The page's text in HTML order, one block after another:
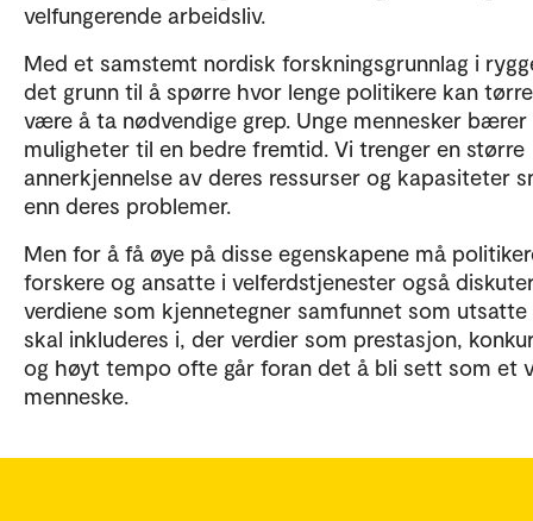
velfungerende arbeidsliv.
Med et samstemt nordisk forskningsgrunnlag i
det grunn til å spørre hvor lenge politikere kan
være å ta nødvendige grep. Unge mennesker bærer
muligheter til en bedre fremtid. Vi trenger en større
annerkjennelse av deres ressurser og kapasiteter
enn deres problemer.
Men for å få øye på disse egenskapene må
forskere og ansatte i velferdstjenester også
verdiene som kjennetegner samfunnet som utsatte
skal inkluderes i, der verdier som prestasjon,
og høyt tempo ofte går foran det å bli sett som et
menneske.